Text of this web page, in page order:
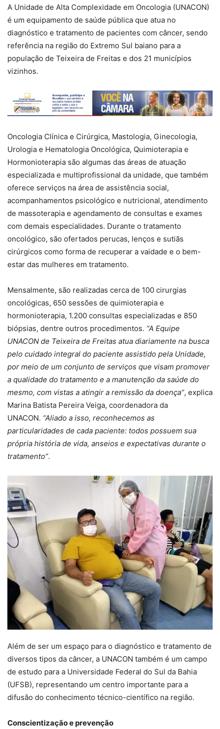
A Unidade de Alta Complexidade em Oncologia (UNACON)
é um equipamento de saúde pública que atua no
diagnóstico e tratamento de pacientes com câncer, sendo
referência na região do Extremo Sul baiano para a
população de Teixeira de Freitas e dos 21 municípios
vizinhos.
Oncologia Clínica e Cirúrgica, Mastologia, Ginecologia,
Urologia e Hematologia Oncológica, Quimioterapia e
Hormonioterapia são algumas das áreas de atuação
especializada e multiprofissional da unidade, que também
oferece serviços na área de assistência social,
acompanhamentos psicológico e nutricional, atendimento
de massoterapia e agendamento de consultas e exames
com demais especialidades. Durante o tratamento
oncológico, são ofertados perucas, lenços e sutiãs
cirúrgicos como forma de recuperar a vaidade e o bem-
estar das mulheres em tratamento.
Mensalmente, são realizadas cerca de 100 cirurgias
oncológicas, 650 sessões de quimioterapia e
hormonioterapia, 1.200 consultas especializadas e 850
biópsias, dentre outros procedimentos. “A Equipe
UNACON de Teixeira de Freitas atua diariamente na busca
pelo cuidado integral do paciente assistido pela Unidade,
por meio de um conjunto de serviços que visam promover
a qualidade do tratamento e a manutenção da saúde do
mesmo, com vistas a atingir a remissão da doença”, explica
Marina Batista Pereira Veiga, coordenadora da
UNACON. “Aliado a isso, reconhecemos as
particularidades de cada paciente: todos possuem sua
própria história de vida, anseios e expectativas durante o
tratamento”.
Além de ser um espaço para o diagnóstico e tratamento de
diversos tipos da câncer, a UNACON também é um campo
de estudo para a Universidade Federal do Sul da Bahia
(UFSB), representando um centro importante para a
difusão do conhecimento técnico-científico na região.
Conscientização e prevenção